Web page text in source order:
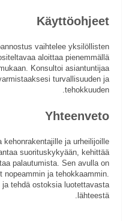
Käyttöohjeet
vaihtelee yksilöllisten
aloittaa pienemmällä
Konsultoi asiantuntijaa
turvallisuuden ja
tehokkuuden.
Yhteenveto
ja urheilijoille
suorituskykyään, kehittää
palautumista. Sen avulla on
ja tehokkaammin.
tehdä ostoksia luotettavasta
lähteestä.